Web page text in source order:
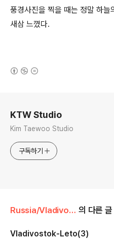
풍경사진을 찍을 때는 정말 하늘
새삼 느꼈다.
KTW Studio
Kim Taewoo Studio
구독하기
Russia/Vladivostok 의 다른 글
Vladivostok-Leto(3)